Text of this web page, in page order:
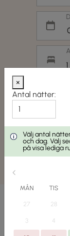
×
Antal nätter:
Välj antal
och dag. Välj
på visa lediga
MÅN TIS
27 28
3 4